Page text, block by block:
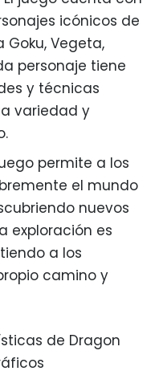
icónicos de
Goku, Vegeta,
personaje tiene
y técnicas
variedad y
permite a los
el mundo
nuevos
exploración es
a los
camino y
de Dragon